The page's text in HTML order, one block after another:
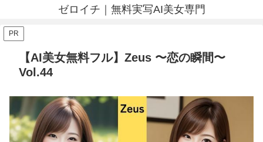
ゼロイチ｜無料実写AI美女専門
PR
【AI美女無料フル】Zeus 〜恋の瞬間〜
Vol.44